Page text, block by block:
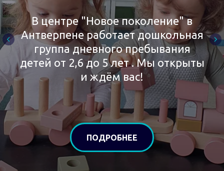
В центре "Новое поколение" в
Антверпене работает дошкольная
группа дневного пребывания
детей от 2,6 до 5 лет . Мы открыты
и ждём вас!
ПОДРОБНЕЕ